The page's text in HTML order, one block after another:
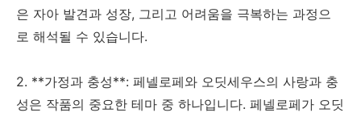
은 자아 발견과 성장, 그리고 어려움을 극복하는 과정으
로 해석될 수 있습니다.
2. **가정과 충성**: 페넬로페와 오딧세우스의 사랑과 충
성은 작품의 중요한 테마 중 하나입니다. 페넬로페가 오딧